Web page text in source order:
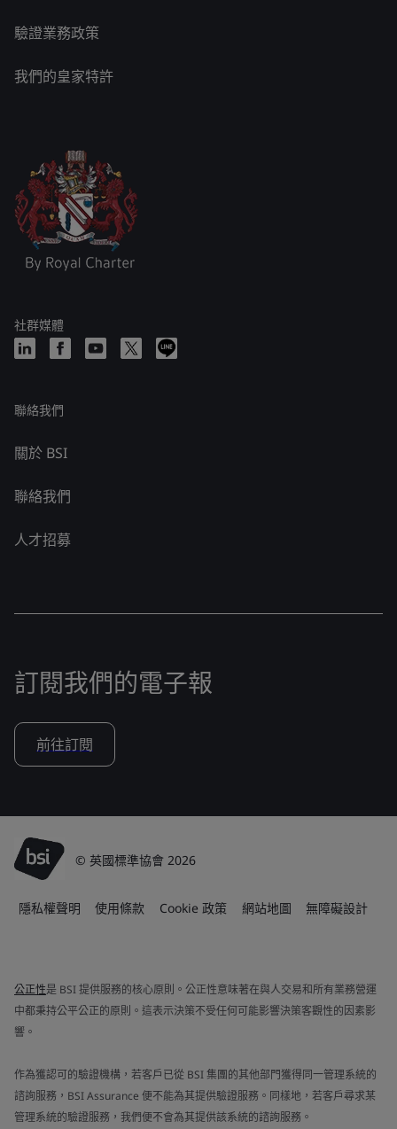
驗證業務政策
我們的皇家特許
社群媒體
聯絡我們
關於 BSI
聯絡我們
人才招募
訂閱我們的電子報
前往訂閱
© 英國標準協會 2026
隱私權聲明 使用條款 Cookie 政策 網站地圖 無障礙設計
公正性是 BSI 提供服務的核心原則。公正性意味著在與人交易和所有業務營運
中都秉持公平公正的原則。這表示決策不受任何可能影響決策客觀性的因素影
響。
作為獲認可的驗證機構，若客戶已從 BSI 集團的其他部門獲得同一管理系統的
諮詢服務，BSI Assurance 便不能為其提供驗證服務。同樣地，若客戶尋求某
管理系統的驗證服務，我們便不會為其提供該系統的諮詢服務。